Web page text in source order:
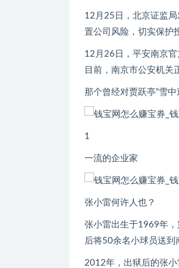
12月25日，北京证监
置公司风险，切实保护
12月26日，平安南京官
目前，南京市公安机关
那个曾经对贾跃亭“雪中
1
一流的企业家
张小雷何许人也？
张小雷出生于1969年
后将50余名小球员送到
2012年，出狱后的张小